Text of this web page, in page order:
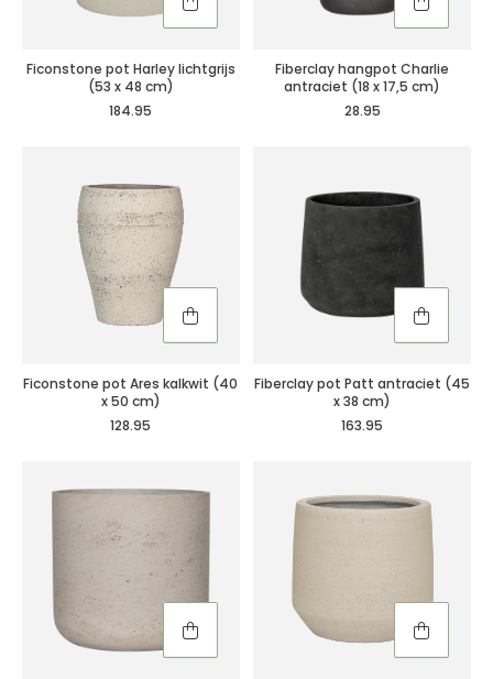
Ficonstone pot Harley lichtgrijs
(53 x 48 cm)
184.95
Fiberclay hangpot Charlie
antraciet (18 x 17,5 cm)
28.95
Ficonstone pot Ares kalkwit (40
x 50 cm)
128.95
Fiberclay pot Patt antraciet (45
x 38 cm)
163.95